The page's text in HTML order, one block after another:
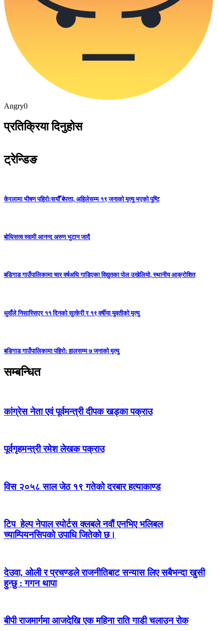
Angry0
प्रतिक्रिया दिनुहोस
ट्रेन्डिङ
केरलामा भीषण पहिरोःसयौँ बेपत्ता, अहिलेसम्म १९ जनाको मृत्यु भएको पुष्टि
बोधिसत्व स्वामी आनन्द अरुण भुटान जादै
बडिगाड गाउँपालिकामा चार वर्षअघि गाडिएका विद्युतका पोल उखेलियो, स्थानीय आक्रोशित
धुवाँले निसास्सिएर ११ दिनको सुत्केरी र १९ वर्षीया युवतीको मृत्यु
बडिगाड गाउँपालिकामा पहिरो: हालसम्म ७ जनाको मृत्यु
सम्बन्धित
कांग्रेस नेता एवं पूर्वमन्त्री दीपक खड्का पक्राउ
पूर्वगृहमन्त्री रमेश लेखक पक्राउ
विस २०५८ साल जेठ १९ गतेको दरबार हत्याकाण्ड
टिप हेल्प नेपाल स्पोर्टस क्लबले नवौं एनभिए भलिबल
च्याम्पियनसिपको उपाधि जितेको छ।
देउवा, ओली र प्रचण्डले राजनीतिबाट सन्यास लिए सबैभन्दा खुसी
हुन्छु : गगन थापा
बीपी राजमार्गमा आजदेखि एक महिना राति गाडी चलाउन रोक